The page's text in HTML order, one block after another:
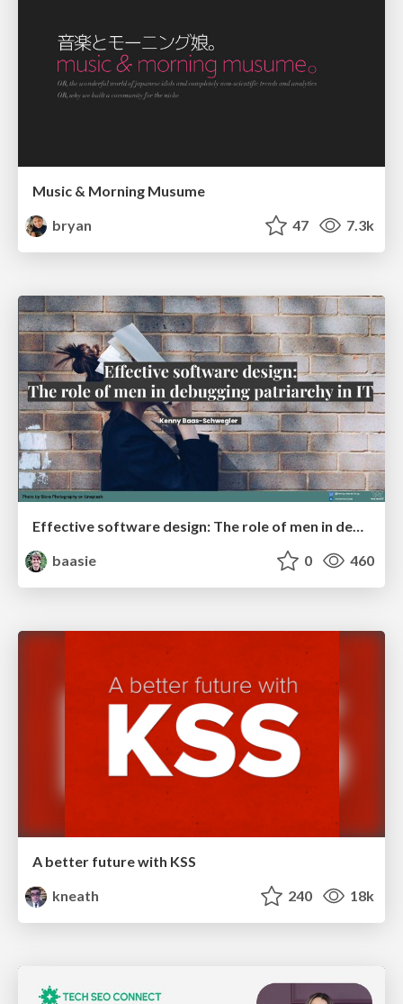
Music & Morning Musume
bryan
47 7.3k
Effective software design: The role of men in debugging patriarchy in IT @ Voxxed Days AMS
baasie
0 460
A better future with KSS
kneath
240 18k